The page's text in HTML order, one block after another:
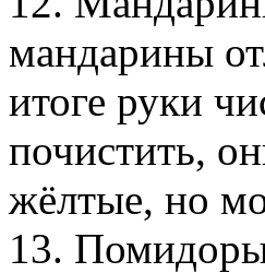
мандарины
итоге руки
почистить,
жёлтые, но
13. Помидоры